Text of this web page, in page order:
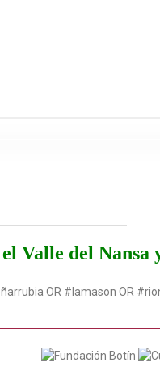
el Valle del
OR #lamason OR